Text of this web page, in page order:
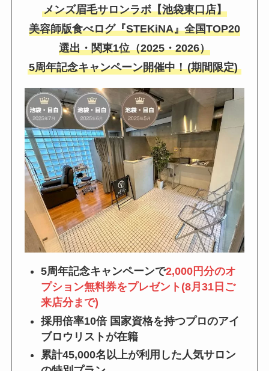
メンズ眉毛サロンラボ【池袋東口店】
美容師版食べログ『STEKiNA』全国TOP20
選出・関東1位（2025・2026）
5周年記念キャンペーン開催中！(期間限定)
5周年記念キャンペーンで2,000円分のオ
プション無料券をプレゼント(8月31日ご
来店分まで)
採用倍率10倍 国家資格を持つプロのアイ
ブロウリストが在籍
累計45,000名以上が利用した人気サロン